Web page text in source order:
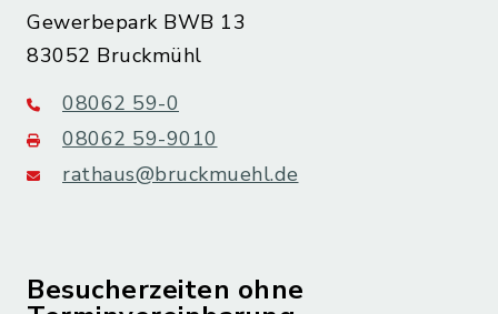
Gewerbepark BWB 13
83052 Bruckmühl
08062 59-0
08062 59-9010
rathaus@bruckmuehl.de
Besucherzeiten ohne